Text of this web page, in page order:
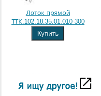
Лоток прямой
ТТК.102.18.35.01.010-300
Купить